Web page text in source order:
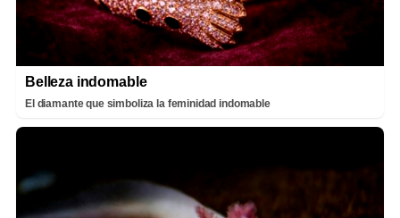
Belleza indomable
El diamante que simboliza la feminidad indomable